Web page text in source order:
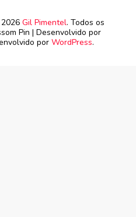
Gil Pimentel. Todos os
Pin | Desenvolvido por
por WordPress.